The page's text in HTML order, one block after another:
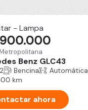
- Lampa
Benz GLC43
Bencina
Automática
km
ahora